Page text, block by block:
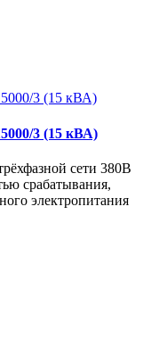
3 (15 кВА)
сети 380В
срабатывания,
электропитания